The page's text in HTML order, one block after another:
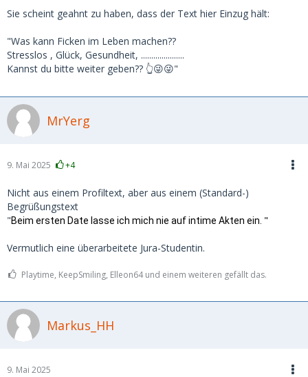
Sie scheint geahnt zu haben, dass der Text hier Einzug hält:
"Was kann Ficken im Leben machen??
Stresslos , Glück, Gesundheit, .....................
Kannst du bitte weiter geben?? 👆😜😜"
MrYerg
9. Mai 2025 +4
Nicht aus einem Profiltext, aber aus einem (Standard-)
Begrüßungstext
"Beim ersten Date lasse ich mich nie auf intime Akten ein. "
Vermutlich eine überarbeitete Jura-Studentin.
Playtime, KeepSmiling, Elleon64 und einem weiteren gefällt das.
Markus_HH
9. Mai 2025